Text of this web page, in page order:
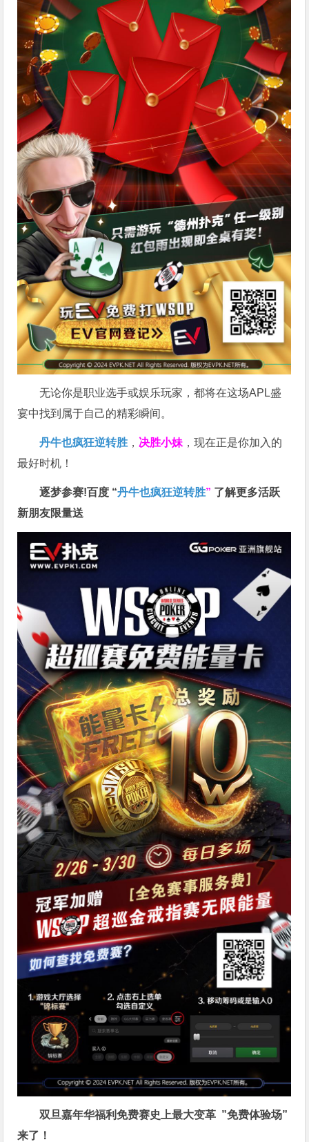
无论你是职业选手或娱乐玩家，都将在这场APL盛
宴中找到属于自己的精彩瞬间。
丹牛也疯狂逆转胜 ， 决胜小妹 ，现在正是你加入的
最好时机！
逐梦参赛!百度 “丹牛也疯狂逆转胜” 了解更多活跃
新朋友限量送
双旦嘉年华福利免费赛史上最大变革 ”免费体验场”
来了！